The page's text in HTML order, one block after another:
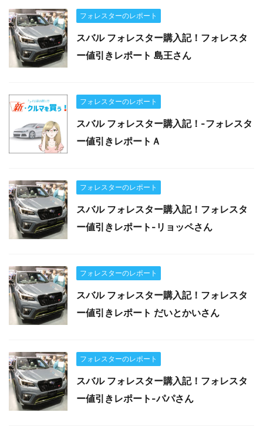
フォレスターのレポート
スバル フォレスター購入記！フォレスタ
ー値引きレポート 島王さん
フォレスターのレポート
スバル フォレスター購入記！-フォレスタ
ー値引きレポートＡ
フォレスターのレポート
スバル フォレスター購入記！フォレスタ
ー値引きレポート-リョッペさん
フォレスターのレポート
スバル フォレスター購入記！フォレスタ
ー値引きレポート だいとかいさん
フォレスターのレポート
スバル フォレスター購入記！フォレスタ
ー値引きレポート-パパさん